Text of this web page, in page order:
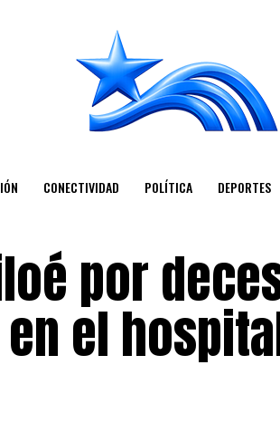
CONECTIVIDAD POLÍTICA DEPORTES
por
el